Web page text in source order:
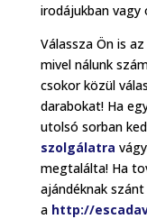
irodájukban vagy
Válassza Ön is az
mivel nálunk
csokor közül
darabokat! Ha
utolsó sorban
szolgálatra
megtalálta! Ha
ajándéknak
a http://